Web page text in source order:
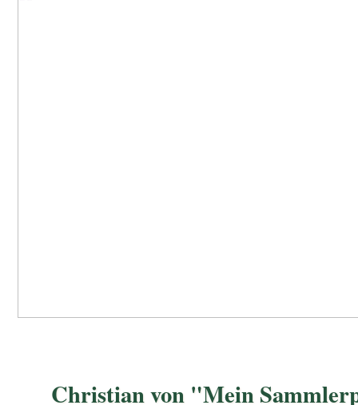
Christian von "Mein